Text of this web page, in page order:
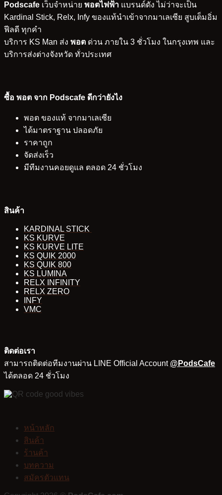
Podscafe เว็บจำหน่าย พอตไฟฟ้า แบรนด์ดัง ไม่ว่าจะเป็น
Kardinal Stick, Relx, Infy ของแท้นำเข้าจากมาเลเซีย สูบเต็มอิ่ม
ฟีลดี ทุกคำ
บริการ KS Man ส่ง พอต ด่วน ภายใน 3 ชั่วโมง ในกรุงเทพ และ
บริการส่งต่างจังหวัด ทั่วประเทศ
ซื้อ พอต จาก Podscafe ดีกว่ายังไง
พอต ของแท้ จากมาเลเซีย
ได้มาตราฐาน ปลอดภัย
ราคาถูก
จัดส่งเร็ว
มีทีมงานคอยดูแล ตลอด 24 ชั่วโมง
สินค้า
KARDINAL STICK
KS KURVE
KS KURVE LITE
KS QUIK 2000
KS QUIK 800
KS LUMINA
RELX INFINITY
RELX ZERO
INFY
VMC
ติดต่อเรา
สามารถติดต่อทีมงานผ่าน LINE Official Account @PodsCafe
ได้ตลอด 24 ชั่วโมง
หน้าหลัก
สินค้า
ร้านค้า
บทความ
สมัครตัวแทน